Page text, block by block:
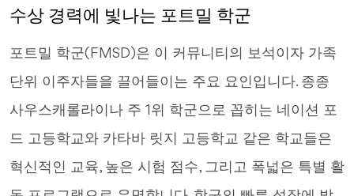
수상 경력에 빛나는 포트밀 학군
포트밀 학군(FMSD)은 이 커뮤니티의 보석이자 가족
단위 이주자들을 끌어들이는 주요 요인입니다. 종종
사우스캐롤라이나 주 1위 학군으로 꼽히는 네이션 포
드 고등학교와 카타바 릿지 고등학교 같은 학교들은
혁신적인 교육, 높은 시험 점수, 그리고 폭넓은 특별 활